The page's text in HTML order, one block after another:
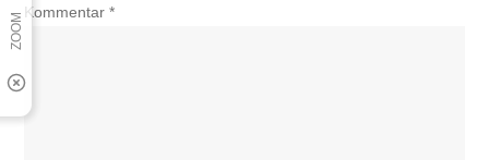
Kommentar*